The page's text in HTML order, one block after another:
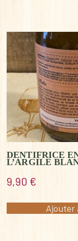
DENTIFRICE
L’ARGILE
9,90 €
Ajouter